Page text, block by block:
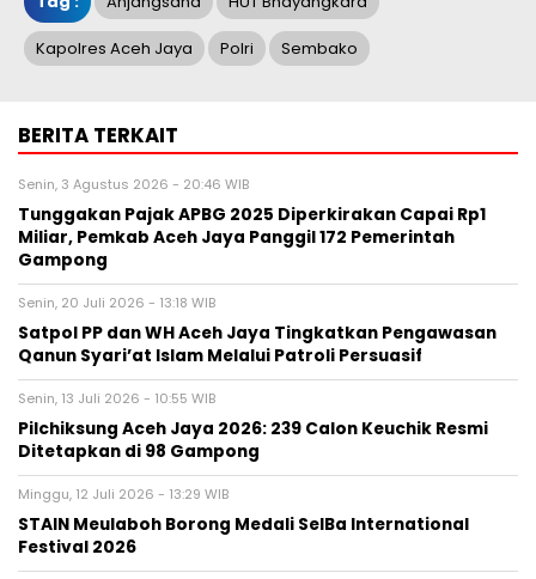
Kapolres Aceh Jaya Polri Sembako
BERITA TERKAIT
Senin, 3 Agustus 2026 - 20:46 WIB
Tunggakan Pajak APBG 2025 Diperkirakan Capai Rp1
Miliar, Pemkab Aceh Jaya Panggil 172 Pemerintah
Gampong
Senin, 20 Juli 2026 - 13:18 WIB
Satpol PP dan WH Aceh Jaya Tingkatkan Pengawasan
Qanun Syari’at Islam Melalui Patroli Persuasif
Senin, 13 Juli 2026 - 10:55 WIB
Pilchiksung Aceh Jaya 2026: 239 Calon Keuchik Resmi
Ditetapkan di 98 Gampong
Minggu, 12 Juli 2026 - 13:29 WIB
STAIN Meulaboh Borong Medali SeIBa International
Festival 2026